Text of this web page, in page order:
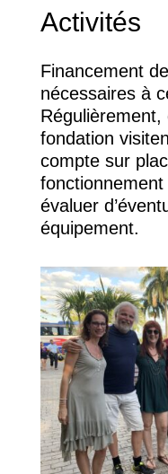
Activités
Financement
nécessaires à
fondation
compte sur
évaluer
équipement.